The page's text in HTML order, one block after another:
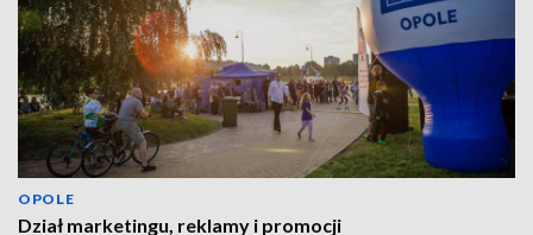
OPOLE
Dział marketingu, reklamy i promocji